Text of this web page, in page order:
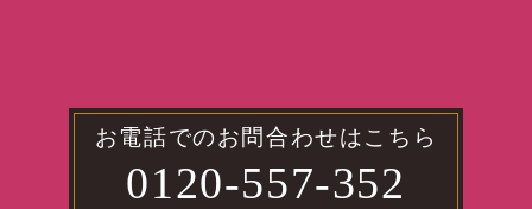
お電話でのお問合わせはこちら
0120-557-352